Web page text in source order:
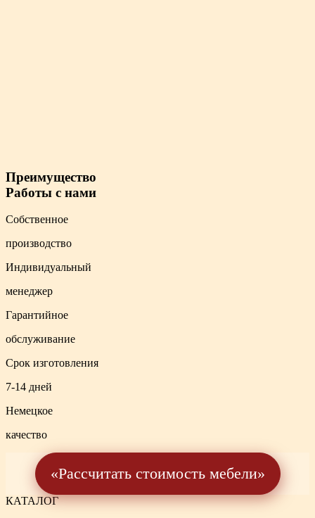
Преимущество
Работы с нами
Собственное
производство
Индивидуальный
менеджер
Гарантийное
обслуживание
Срок изготовления
7-14 дней
Немецкое
качество
«Рассчитать стоимость мебели»
КАТАЛОГ